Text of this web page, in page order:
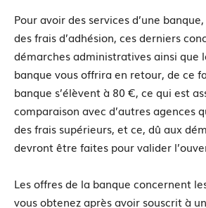
Pour avoir des services d’une
des frais d’adhésion, ces derniers
démarches administratives ainsi que
banque vous offrira en retour, de ce
banque s’élèvent à 80 €, ce qui est
comparaison avec d’autres agences
des frais supérieurs, et ce, dû aux
devront être faites pour valider
Les offres de la banque concernent
vous obtenez après avoir souscrit à